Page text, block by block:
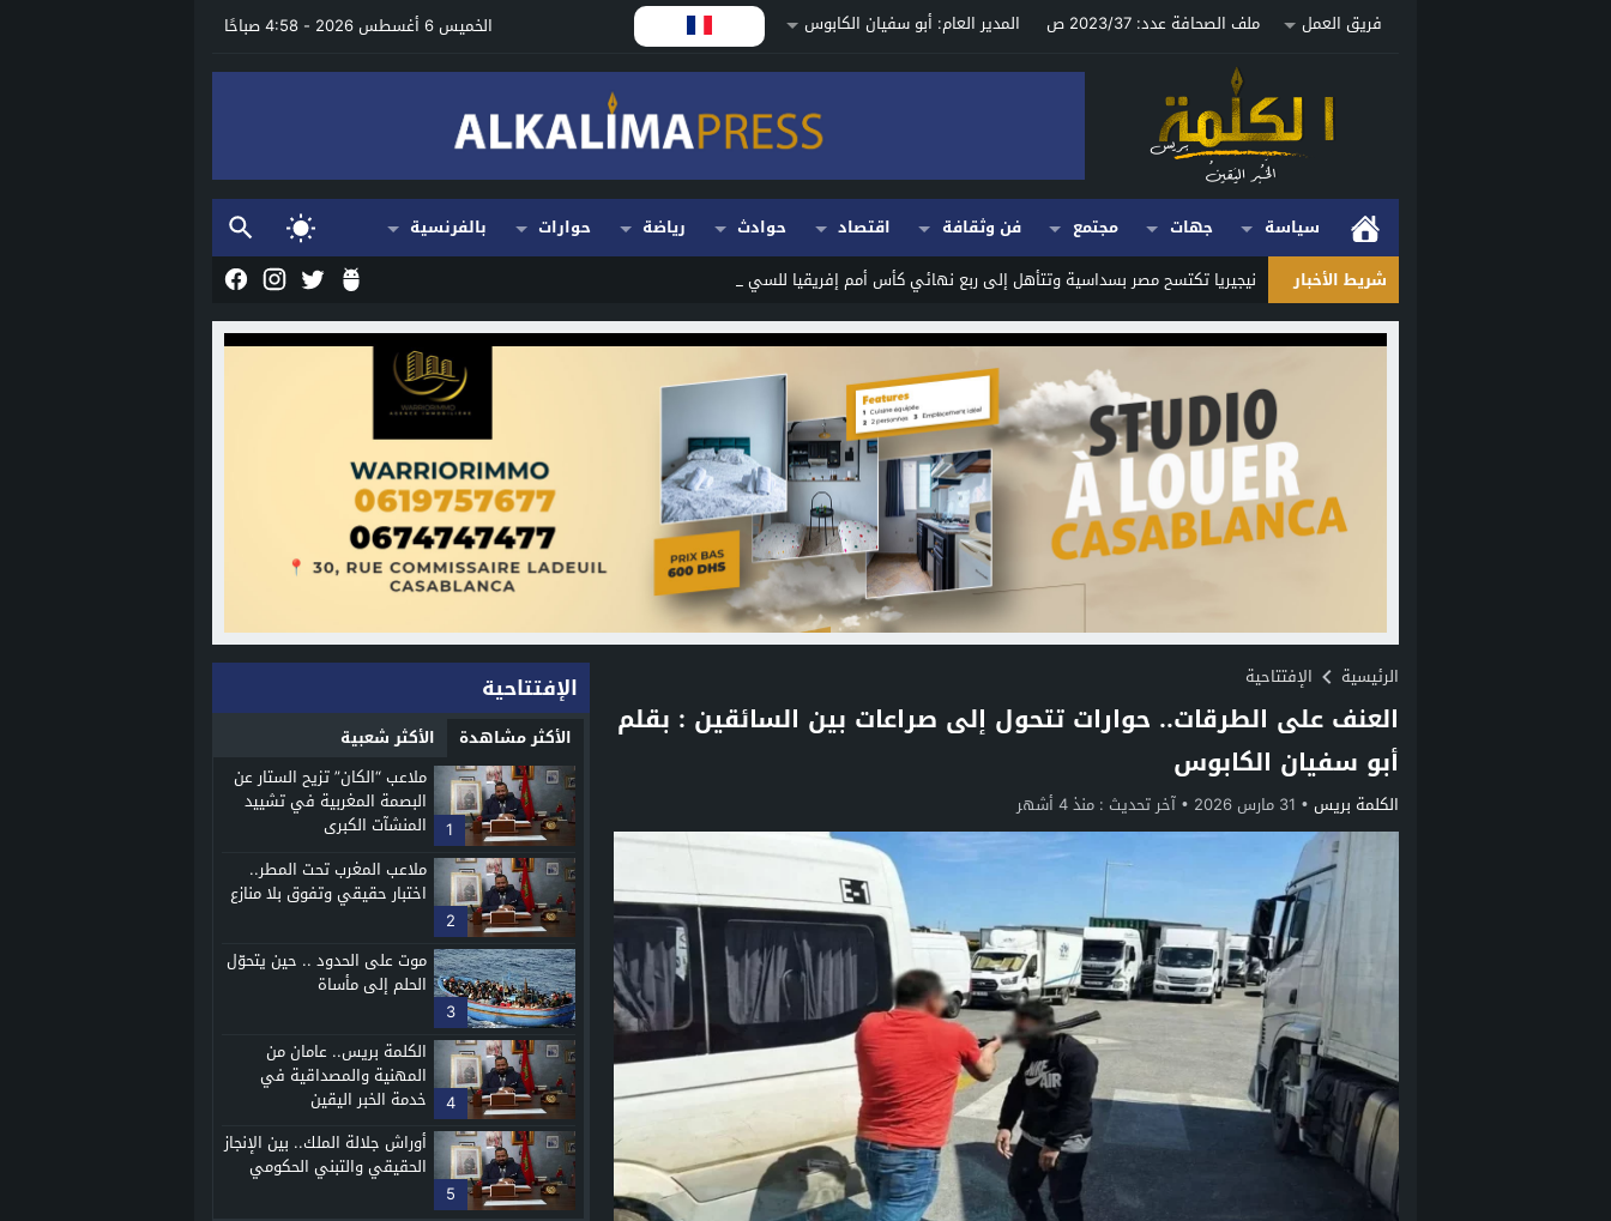
فريق العمل ملف الصحافة عدد: 2023/37 ص المدير العام: أبو سفيان الكابوس الخميس 6 أغسطس 2026 - 4:58 صباحًا
سياسة جهات مجتمع فن وثقافة اقتصاد حوادث رياضة حوارات
بالفرنسية
شريط الأخبار
نيجيريا تكتسح مصر بسداسية وتتأهل إلى ربع نهائي كأس أمم إفريقيا للسيدات بالمغر _
Stop
Next
الرئيسية الإفتتاحية
العنف على الطرقات.. حوارات تتحول إلى صراعات بين السائقين : بقلم
أبو سفيان الكابوس
الكلمة بريس 31 مارس 2026 آخر تحديث : منذ 4 أشهر
الإفتتاحية
الأكثر مشاهدة الأكثر شعبية
1
ملاعب “الكان” تزيح الستار عن
البصمة المغربية في تشييد
المنشآت الكبرى
2
ملاعب المغرب تحت المطر..
اختبار حقيقي وتفوق بلا منازع
3
موت على الحدود .. حين يتحوّل
الحلم إلى مأساة
4
الكلمة بريس.. عامان من
المهنية والمصداقية في
خدمة الخبر اليقين
5
أوراش جلالة الملك.. بين الإنجاز
الحقيقي والتبني الحكومي